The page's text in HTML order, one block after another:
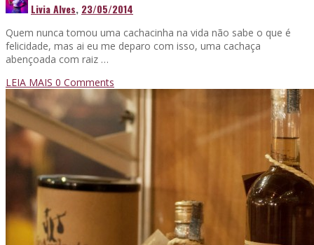
Livia Alves, 23/05/2014
Quem nunca tomou uma cachacinha na vida não sabe o que é
felicidade, mas ai eu me deparo com isso, uma cachaça
abençoada com raiz …
LEIA MAIS 0 Comments